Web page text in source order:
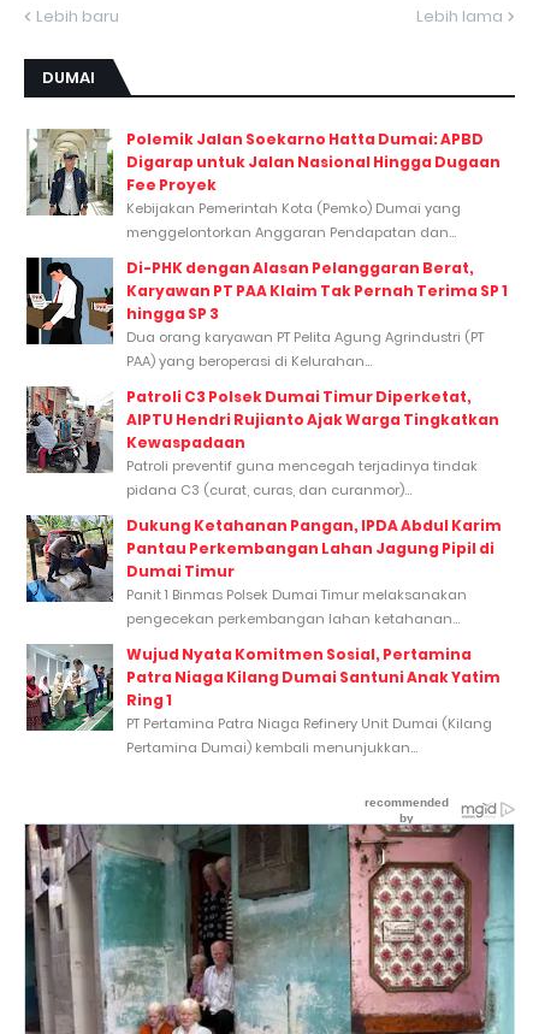
Lebih baru Lebih lama
DUMAI
Polemik Jalan Soekarno Hatta Dumai: APBD
Digarap untuk Jalan Nasional Hingga Dugaan
Fee Proyek
Kebijakan Pemerintah Kota (Pemko) Dumai yang
menggelontorkan Anggaran Pendapatan dan...
Di-PHK dengan Alasan Pelanggaran Berat,
Karyawan PT PAA Klaim Tak Pernah Terima SP 1
hingga SP 3
Dua orang karyawan PT Pelita Agung Agrindustri (PT
PAA) yang beroperasi di Kelurahan...
Patroli C3 Polsek Dumai Timur Diperketat,
AIPTU Hendri Rujianto Ajak Warga Tingkatkan
Kewaspadaan
Patroli preventif guna mencegah terjadinya tindak
pidana C3 (curat, curas, dan curanmor)...
Dukung Ketahanan Pangan, IPDA Abdul Karim
Pantau Perkembangan Lahan Jagung Pipil di
Dumai Timur
Panit 1 Binmas Polsek Dumai Timur melaksanakan
pengecekan perkembangan lahan ketahanan...
Wujud Nyata Komitmen Sosial, Pertamina
Patra Niaga Kilang Dumai Santuni Anak Yatim
Ring 1
PT Pertamina Patra Niaga Refinery Unit Dumai (Kilang
Pertamina Dumai) kembali menunjukkan...